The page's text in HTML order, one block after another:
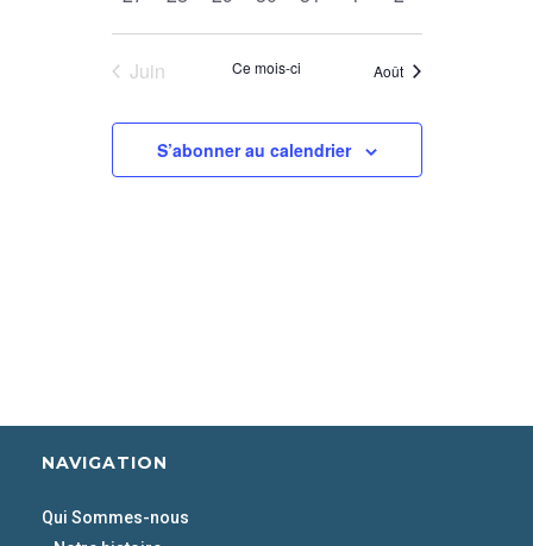
Juin Ce mois-ci Août
S’abonner au calendrier
NAVIGATION
Qui Sommes-nous